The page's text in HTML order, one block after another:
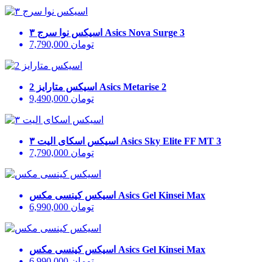
اسیکس نوا سرج ۳ Asics Nova Surge 3
7,790,000 تومان
اسیکس متارایز 2 Asics Metarise 2
9,490,000 تومان
اسیکس اسکای الیت ۳ Asics Sky Elite FF MT 3
7,790,000 تومان
اسیکس کینسی مکس Asics Gel Kinsei Max
6,990,000 تومان
اسیکس کینسی مکس Asics Gel Kinsei Max